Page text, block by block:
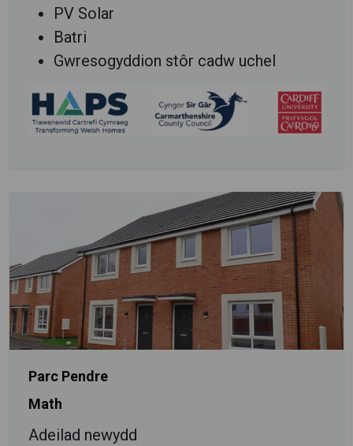
PV Solar
Batri
Gwresogyddion stôr cadw uchel
Parc Pendre
Math
Adeilad newydd